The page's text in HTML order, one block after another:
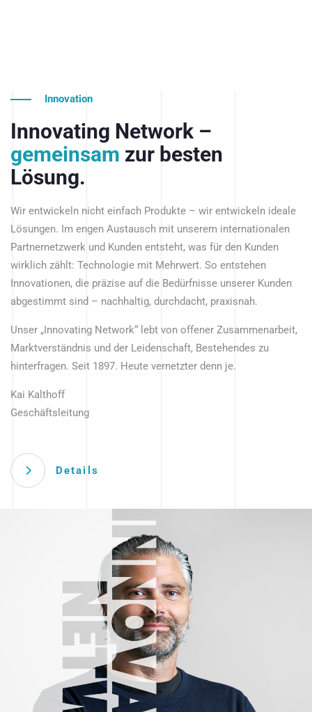
Innovation
Innovating Network –
gemeinsam zur besten
Lösung.
Wir entwickeln nicht einfach Produkte – wir entwickeln ideale
Lösungen. Im engen Austausch mit unserem internationalen
Partnernetzwerk und Kunden entsteht, was für den Kunden
wirklich zählt: Technologie mit Mehrwert. So entstehen
Innovationen, die präzise auf die Bedürfnisse unserer Kunden
abgestimmt sind – nachhaltig, durchdacht, praxisnah.
Unser „Innovating Network“ lebt von offener Zusammenarbeit,
Marktverständnis und der Leidenschaft, Bestehendes zu
hinterfragen. Seit 1897. Heute vernetzter denn je.
Kai Kalthoff
Geschäftsleitung
Details